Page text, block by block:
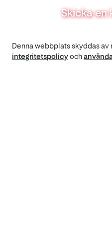
Skicka en
Denna webbplats skyddas av
integritetspolicyoch